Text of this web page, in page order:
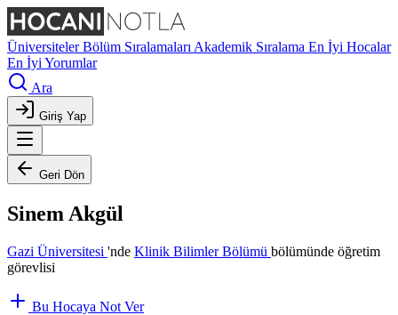
ÜniversitelerBölüm Sıralamaları Akademik Sıralama En İyi Hocalar
En İyi Yorumlar
Ara
Giriş Yap
Geri Dön
Sinem Akgül
Gazi Üniversitesi 'nde Klinik Bilimler Bölümü bölümünde öğretim
görevlisi
Bu Hocaya Not Ver